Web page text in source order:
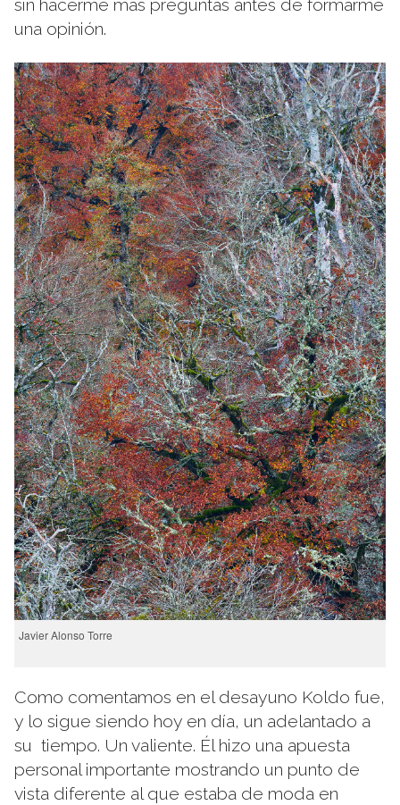
sin hacerme más preguntas antes de formarme
una opinión.
Javier Alonso Torre
Como comentamos en el desayuno Koldo fue,
y lo sigue siendo hoy en día, un adelantado a
su tiempo. Un valiente. Él hizo una apuesta
personal importante mostrando un punto de
vista diferente al que estaba de moda en